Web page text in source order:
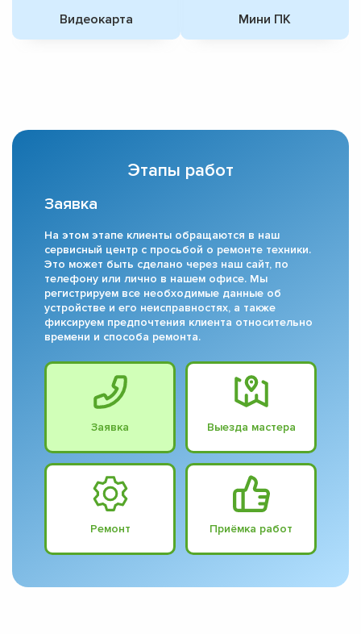
Видеокарта Мини ПК
Этапы работ
Заявка
На этом этапе клиенты обращаются в наш
сервисный центр с просьбой о ремонте техники.
Это может быть сделано через наш сайт, по
телефону или лично в нашем офисе. Мы
регистрируем все необходимые данные об
устройстве и его неисправностях, а также
фиксируем предпочтения клиента относительно
времени и способа ремонта.
Заявка Выезда мастера
Ремонт Приёмка работ